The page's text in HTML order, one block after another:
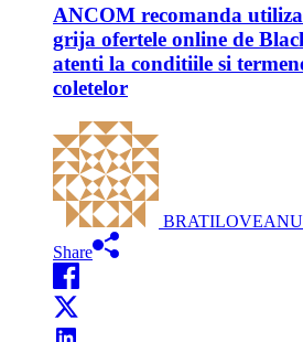
ANCOM recomanda
grija ofertele online de
atenti la conditiile si
coletelor
BRATILOVEANU
Share